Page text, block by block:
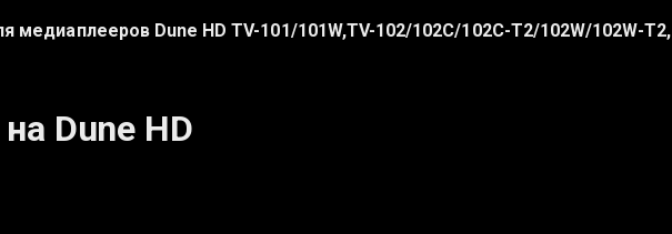
медиаплееров Dune HD TV-101/101W,TV-102/102С/102С-T2/102W/102W-T2,
Dune HD